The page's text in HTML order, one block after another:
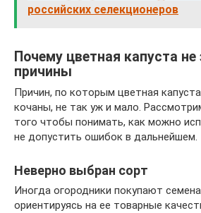
российских селекционеров
Почему цветная капуста
причины
Причин, по которым цветная
кочаны, не так уж и мало.
того чтобы понимать, как можно
не допустить ошибок в дальнейшем.
Неверно выбран сорт
Иногда огородники покупают
ориентируясь на ее товарные